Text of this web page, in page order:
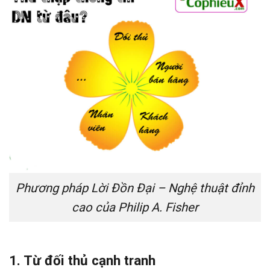
Phương pháp Lời Đồn Đại – Nghệ thuật đỉnh
cao của Philip A. Fisher
1. Từ đối thủ cạnh tranh